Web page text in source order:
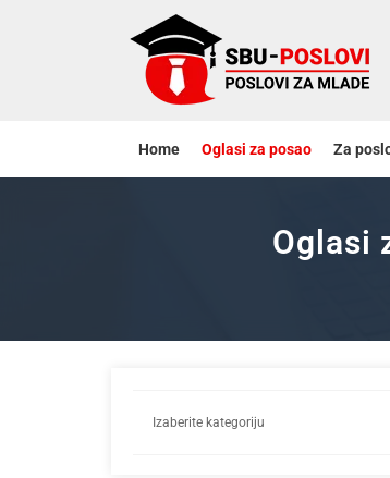
Home Oglasi za posao Za
Oglasi